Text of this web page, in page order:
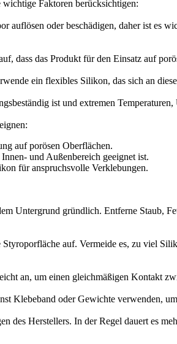
Faktoren berücksichtigen:
oder beschädigen, daher ist es
dass das Produkt für den Einsatz auf
ein flexibles Silikon, das sich an
ist und extremen
auf porösen Oberflächen.
und Außenbereich geeignet ist.
für anspruchsvolle Verklebungen.
Untergrund gründlich. Entferne Staub,
auf. Vermeide es, zu viel
an, um einen gleichmäßigen Kontakt
Klebeband oder Gewichte verwenden,
Herstellers. In der Regel dauert es